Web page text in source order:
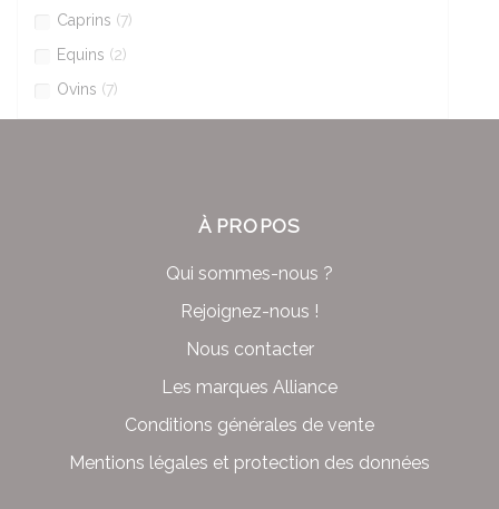
Caprins (7)
Equins (2)
Ovins (7)
À PROPOS
Qui sommes-nous ?
Rejoignez-nous !
Nous contacter
Les marques Alliance
Conditions générales de vente
Mentions légales et protection des données